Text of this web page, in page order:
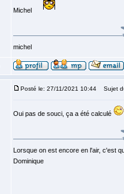
Michel
michel
Posté le: 27/11/2021 10:44 Sujet
Oui pas de souci, ça a été calculé
Lorsque on est encore en l'air, c'est
Dominique